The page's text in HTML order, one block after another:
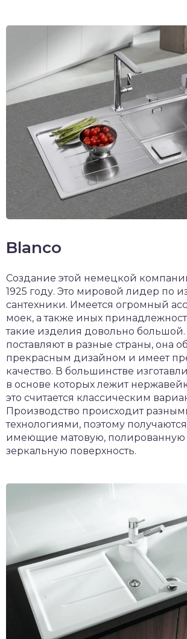
Blanco
Создание этой немецкой
1925 году. Это мировой лидер по
сантехники. Имеется огромный
моек, а также иных
такие изделия довольно
поставляют в разные страны, она
прекрасным дизайном и имеет
качество. В большинстве
в основе которых лежит
это считается классическим
Производство происходит
технологиями, поэтому
имеющие матовую, полированную
зеркальную поверхность.